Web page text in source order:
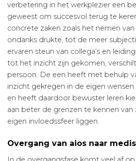
verbetering in het werkplezier een
geweest om succesvol terug te
concrete zaken zoals het nemen van
ondanks drukte, tot de meer
ervaren steun van collega’s en
tot het inzicht zijn gekomen,
persoon. De een heeft met behulp
inzicht gekregen in de eigen
en heeft daar­door bewuster leren
aan beter de grenzen te kennen van
eigen invloedssfeer liggen.
Overgang van aios naar